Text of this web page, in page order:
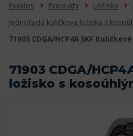
Exvalos Produkty Ložiska
Jednořadá kuličková ložiska s
71903 CDGA/HCP4A SKF
71903 CDGA/
ložisko s